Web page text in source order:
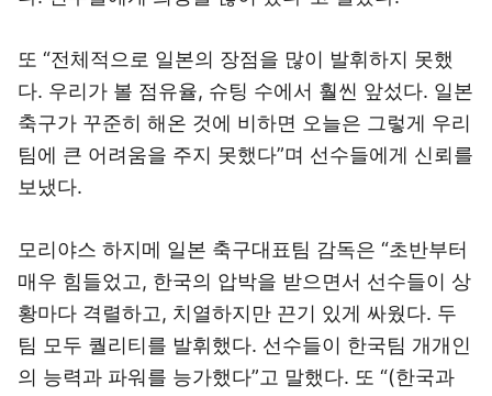
또 “전체적으로 일본의 장점을 많이 발휘하지 못했
다. 우리가 볼 점유율, 슈팅 수에서 훨씬 앞섰다. 일본
축구가 꾸준히 해온 것에 비하면 오늘은 그렇게 우리
팀에 큰 어려움을 주지 못했다”며 선수들에게 신뢰를
보냈다.
모리야스 하지메 일본 축구대표팀 감독은 “초반부터
매우 힘들었고, 한국의 압박을 받으면서 선수들이 상
황마다 격렬하고, 치열하지만 끈기 있게 싸웠다. 두
팀 모두 퀄리티를 발휘했다. 선수들이 한국팀 개개인
의 능력과 파워를 능가했다”고 말했다. 또 “(한국과